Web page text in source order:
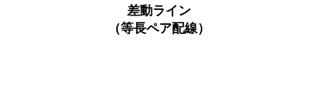
差動ライン
（等長ペア配線）